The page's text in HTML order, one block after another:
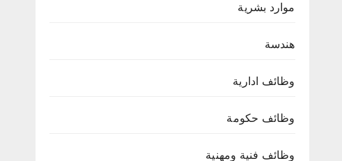
موارد بشرية
هندسة
وظائف ادارية
وظائف حكومة
وظائف فنية ومهنية